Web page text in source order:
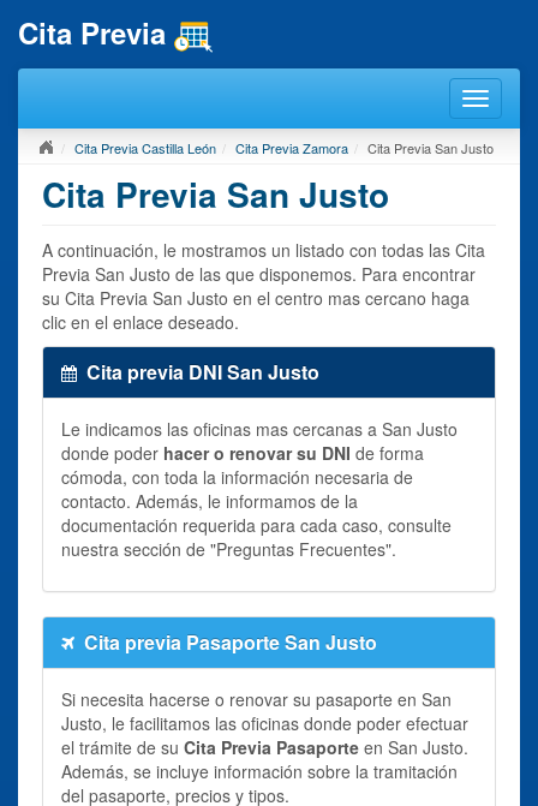
Cita Previa
Cita Previa Castilla León Cita Previa Zamora Cita Previa San Justo
Cita Previa San Justo
A continuación, le mostramos un listado con todas las Cita
Previa San Justo de las que disponemos. Para encontrar
su Cita Previa San Justo en el centro mas cercano haga
clic en el enlace deseado.
Cita previa DNI San Justo
Le indicamos las oficinas mas cercanas a San Justo
donde poder hacer o renovar su DNI de forma
cómoda, con toda la información necesaria de
contacto. Además, le informamos de la
documentación requerida para cada caso, consulte
nuestra sección de "Preguntas Frecuentes".
Cita previa Pasaporte San Justo
Si necesita hacerse o renovar su pasaporte en San
Justo, le facilitamos las oficinas donde poder efectuar
el trámite de su Cita Previa Pasaporte en San Justo.
Además, se incluye información sobre la tramitación
del pasaporte, precios y tipos.